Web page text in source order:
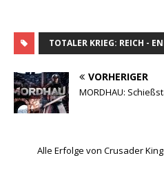
TOTALER KRIEG: REICH -
VORHERIGER
MORDHAU:
Alle Erfolge von Crusader